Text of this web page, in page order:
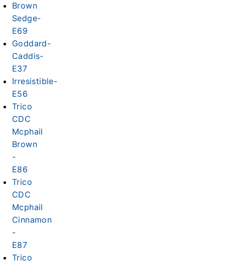
Brown
Sedge-
E69
Goddard-
Caddis-
E37
Irresistible-
E56
Trico
CDC
Mcphail
Brown
-
E86
Trico
CDC
Mcphail
Cinnamon
-
E87
Trico